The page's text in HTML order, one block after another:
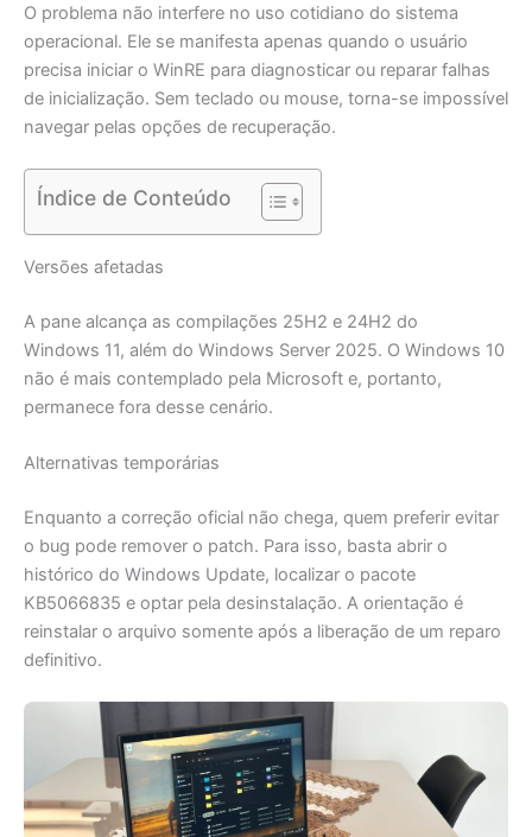
O problema não interfere no uso cotidiano do sistema
operacional. Ele se manifesta apenas quando o usuário
precisa iniciar o WinRE para diagnosticar ou reparar falhas
de inicialização. Sem teclado ou mouse, torna-se impossível
navegar pelas opções de recuperação.
Índice de Conteúdo
Versões afetadas
A pane alcança as compilações 25H2 e 24H2 do
Windows 11, além do Windows Server 2025. O Windows 10
não é mais contemplado pela Microsoft e, portanto,
permanece fora desse cenário.
Alternativas temporárias
Enquanto a correção oficial não chega, quem preferir evitar
o bug pode remover o patch. Para isso, basta abrir o
histórico do Windows Update, localizar o pacote
KB5066835 e optar pela desinstalação. A orientação é
reinstalar o arquivo somente após a liberação de um reparo
definitivo.